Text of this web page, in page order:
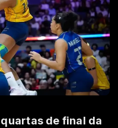
de final da